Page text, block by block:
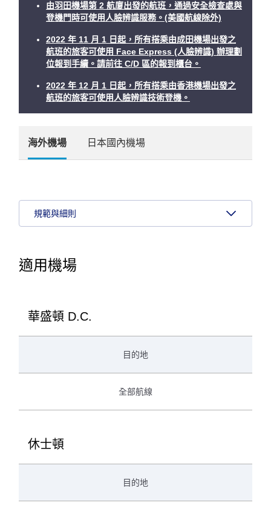
由羽田機場第 2 航廈出發的航班，通過安全檢查處與
登機門時可使用人臉辨識服務。(美國航線除外)
2022 年 11 月 1 日起，所有搭乘由成田機場出發之
航班的旅客可使用 Face Express (人臉辨識) 辦理劃
位報到手續。請前往 C/D 區的報到櫃台。
2022 年 12 月 1 日起，所有搭乘由香港機場出發之
航班的旅客可使用人臉辨識技術登機。
海外機場 日本國內機場
規範與細則
適用機場
華盛頓 D.C.
目的地
全部航線
休士頓
目的地